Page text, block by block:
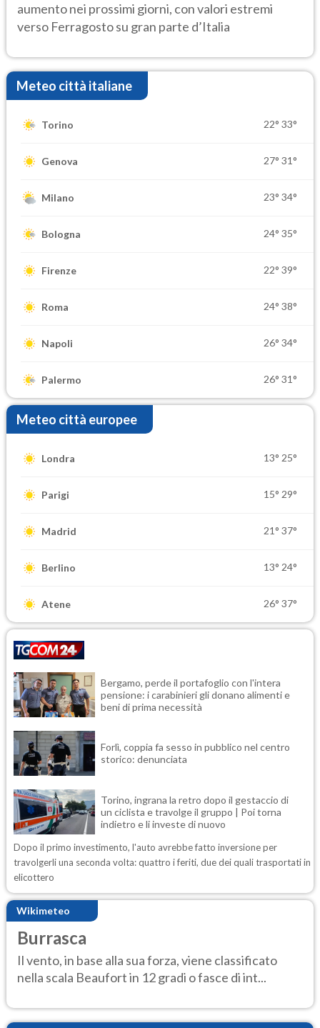
aumento nei prossimi giorni, con valori estremi
verso Ferragosto su gran parte d’Italia
Meteo città italiane
Torino 22° 33°
Genova 27° 31°
Milano 23° 34°
Bologna 24° 35°
Firenze 22° 39°
Roma 24° 38°
Napoli 26° 34°
Palermo 26° 31°
Meteo città europee
Londra 13° 25°
Parigi 15° 29°
Madrid 21° 37°
Berlino 13° 24°
Atene 26° 37°
Bergamo, perde il portafoglio con l'intera
pensione: i carabinieri gli donano alimenti e
beni di prima necessità
Forlì, coppia fa sesso in pubblico nel centro
storico: denunciata
Torino, ingrana la retro dopo il gestaccio di
un ciclista e travolge il gruppo | Poi torna
indietro e li investe di nuovo
Dopo il primo investimento, l'auto avrebbe fatto inversione per
travolgerli una seconda volta: quattro i feriti, due dei quali trasportati in
elicottero
Wikimeteo
Burrasca
Il vento, in base alla sua forza, viene classificato
nella scala Beaufort in 12 gradi o fasce di int...